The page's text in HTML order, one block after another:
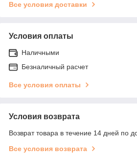
Все условия доставки
Условия оплаты
Наличными
Безналичный расчет
Все условия оплаты
Условия возврата
Возврат товара в течение 14 дней по
Все условия возврата